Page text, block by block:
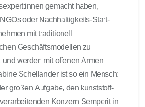
gemacht haben,
oder Nachhaltigkeits-Start-
mit traditionell
Geschäftsmodellen zu
und werden mit offenen Armen
Schellander ist so ein Mensch:
großen Aufgabe, den kunststoff-
Konzern Semperit in